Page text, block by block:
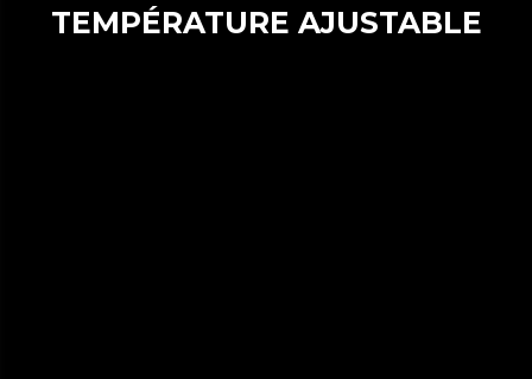
TEMPÉRATURE AJUSTABLE